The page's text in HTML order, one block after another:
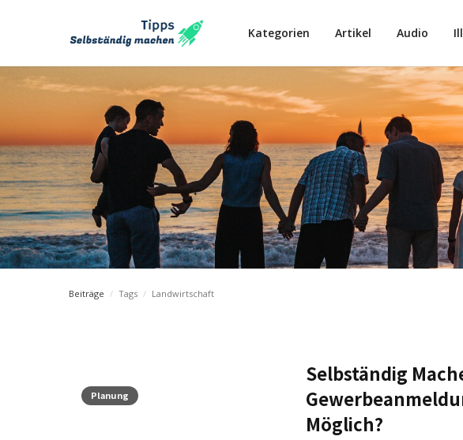
Kategorien Artikel Audio
Beiträge / Tags / Landwirtschaft
Planung
Selbständig
Möglich?